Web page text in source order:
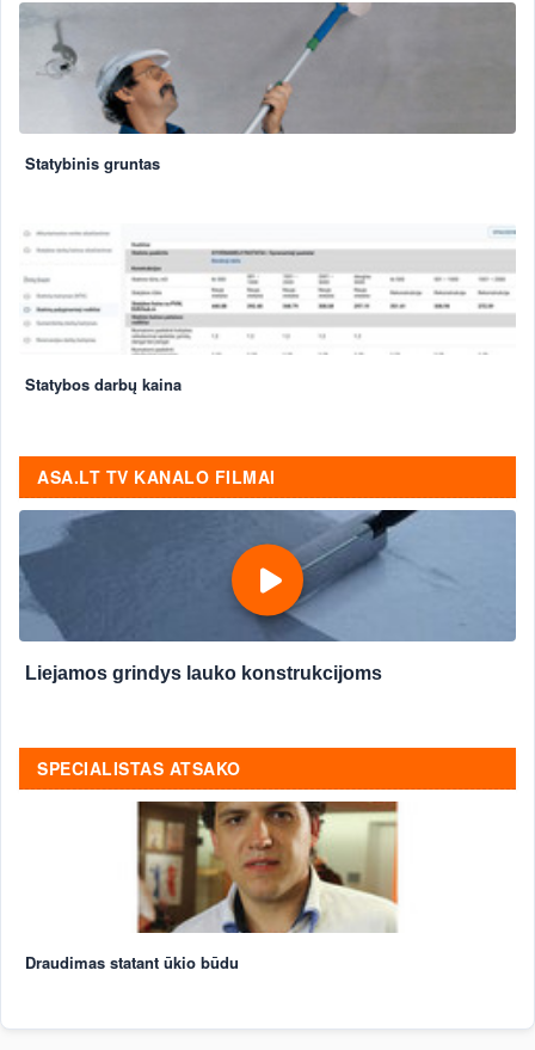
Statybinis gruntas
Statybos darbų kaina
ASA.LT TV KANALO FILMAI
Liejamos grindys lauko konstrukcijoms
SPECIALISTAS ATSAKO
Draudimas statant ūkio būdu